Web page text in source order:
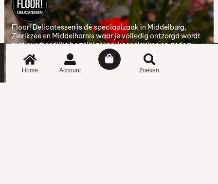
Floor! Delicatessen is dé speciaalzaak in Middelburg,
Zierikzee en Middelharnis waar je volledig ontzorgd wordt
met overheerlijke borrelplanken, kaasplanken en andere
borrelhapjes voor een gezellig moment samen.
Home Account Zoeken